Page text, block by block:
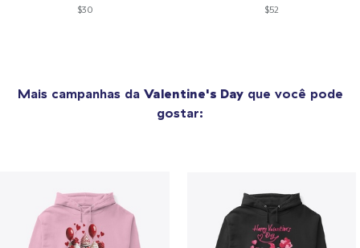
$30 $52
Mais campanhas da Valentine's Dayque você pode
gostar: